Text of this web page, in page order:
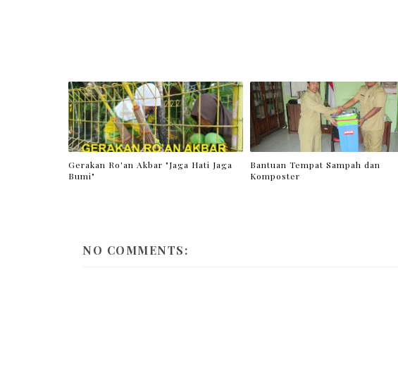
Gerakan Ro'an Akbar "Jaga Hati Jaga
Bumi"
Bantuan Tempat Sampah dan
Komposter
NO COMMENTS: